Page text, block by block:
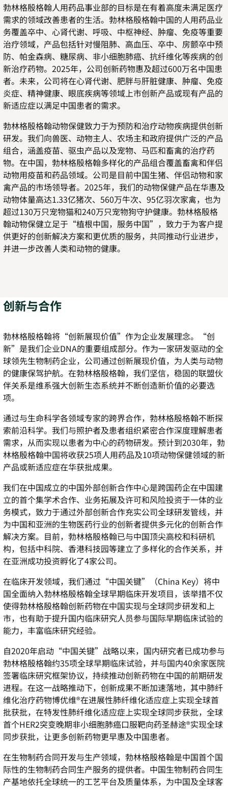
勃林格殷格翰人用药品事业部的目标是在有着高度未满足医疗
需求的领域改善患者的生活。勃林格殷格翰中国的人用药品业
务覆盖卒中、心肾代谢、呼吸、中枢神经、肿瘤、免疫等重要
治疗领域，产品包括针对慢阻肺、高血压、卒中、房颤卒中预
防、帕金森病、糖尿病、非小细胞肺癌、抗纤维化等疾病的创
新治疗药物。 2025年，公司创新药物惠及超过600万名中国患
者。未来，公司将在心肾代谢、肥胖与肝脏健康、肿瘤、免疫
炎症、精神健康、眼底疾病等领域上市创新产品或现有产品的
新适应症以满足中国患者的需求。
勃林格殷格翰动物保健致力于为预防和治疗动物疾病提供创新
研发。我们向兽医、动物主人、农场主和政府提供广泛的产品
组合，涵盖疫苗、驱虫产品以及宠物、马匹和畜禽的治疗药
物。在中国，勃林格殷格翰多样化的产品组合覆盖畜禽和伴侣
动物用疫苗和药品领域。公司是目前中国生猪、伴侣动物和家
禽产品的市场领导者。 2025年，我们的动物保健产品在华惠及
动物体量高达1.33亿猪次、 560万牛次、 95亿羽次家禽，也为
超过130万只宠物猫和240万只宠物狗守护健康。勃林格殷格
翰动物保健立足于“植根中国，服务中国”，致力于为客户提
供更好的创新解决方案和更优质的服务，共同推动行业进步，
并进一步改善人类和动物的健康。
创新与合作
勃林格殷格翰将 “创新展现价值” 作为企业发展理念。 “创
新” 是我们企业DNA的重要组成部分。作为一家研发驱动的全
球领先生物制药企业，公司通过创新展现价值，为人类与动物
的健康保驾护航。在勃林格殷格翰，我们坚信，稳固的联盟伙
伴关系是维系强大创新生态系统并不断创造新价值的必要选
项。
通过与生命科学各领域专家的跨界合作，勃林格殷格翰不断探
索前沿科学。我们与照护者及患者组织紧密合作深度理解患者
需求，从而实现以患者为中心的药物研发。预计到2030年，勃
林格殷格翰中国将收获25项人用药品及10项动物保健领域的新
产品或新适应症在华获批成果。
我们在中国成立的中国外部创新合作中心是跨国药企在中国建
立的首个集学术合作、业务拓展及许可和风险投资于一体的业
务模式，致力于通过外部创新合作充实公司全球研发管线，并
为中国和亚洲的生物医药行业的创新者提供多元化的创新合作
解决方案。目前，勃林格殷格翰已与中国顶尖高校和科研机
构，包括中科院、香港科技园等建立了多样化的合作关系，并
在亚洲成功投资孵化了4家公司。
在临床开发领域，我们通过 “中国关键” （China Key）将中
国全面纳入勃林格殷格翰全球早期临床开发项目，该举措不仅
使得勃林格殷格翰创新药物在中国实现与全球同步研发和上
市，也有助于提升国内临床研究人员参与国际早期临床试验的
能力，丰富临床研究经验。
自2020年启动“中国关键”战略以来，国内研究者已成功参与
勃林格殷格翰约35项全球早期临床试验，并与国内40余家医院
签署临床研究框架协议，持续推动创新药物在中国的前期研发
进程。在这一战略推动下，创新成果不断加速落地，其中肺纤
维化治疗药物博优维®在进展性肺纤维化适应症上实现全球首
批获批，在特发性肺纤维化适应症上实现全球同步获批，全球
首个HER2突变晚期非小细胞肺癌口服靶向药圣赫途®实现全球
同步获批，让更多创新药物更早惠及中国患者。
在生物制药合同开发与生产领域，勃林格殷格翰是中国首个国
际性的生物制药合同生产服务的提供者。中国生物制药合同生
产基地依托全球统一的工艺平台及质量体系，为中国及全球客